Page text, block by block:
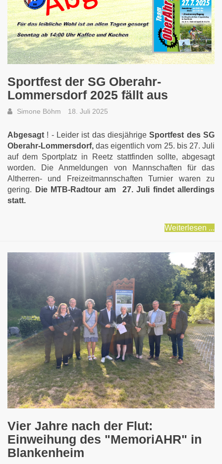
Sportfest der SG Oberahr-
Lommersdorf 2025 fällt aus
Simone Böhm 18. Juli 2025
Abgesagt ! - Leider ist das diesjährigeSportfest des SG
Oberahr-Lommersdorf, das eigentlich vom 25. bis 27. Juli
auf dem Sportplatz in Reetz stattfinden sollte, abgesagt
worden. Die Anmeldungen von Mannschaften für das
Altherren- und Freizeitmannschaften Turnier waren zu
gering.
Die MTB-Radtour am 27. Juli findet allerdings
statt.
Weiterlesen ...
Vier Jahre nach der Flut:
Einweihung des "MemoriAHR" in
Blankenheim